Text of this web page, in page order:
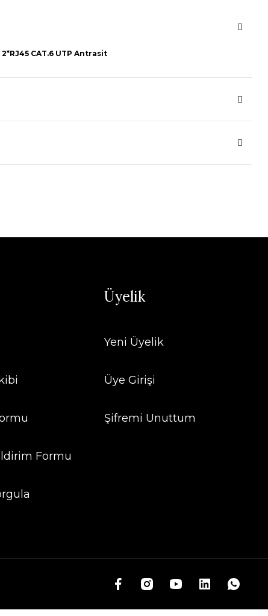
CAT.6 UTP Antrasit
Formu
Üyelik
Yeni Üyelik
Üye Girişi
Şifremi Unuttum